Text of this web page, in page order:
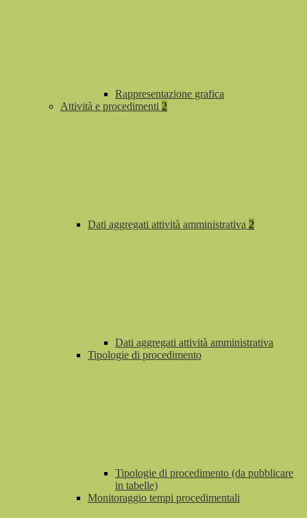
Rappresentazione grafica
Attività e procedimenti 2
Dati aggregati attività amministrativa 2
Dati aggregati attività amministrativa
Tipologie di procedimento
Tipologie di procedimento (da pubblicare
in tabelle)
Monitoraggio tempi procedimentali